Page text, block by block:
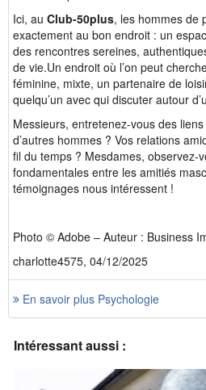
Ici, au Club-50plus, les hommes de
exactement au bon endroit : un
des rencontres sereines,
de vie.Un endroit où l’on peut
féminine, mixte, un partenaire de
quelqu’un avec qui discuter autour
Messieurs, entretenez-vous des
d’autres hommes ? Vos relations
fil du temps ? Mesdames, observez-
fondamentales entre les amitiés
témoignages nous intéressent !
Photo © Adobe – Auteur : Business
charlotte4575, 04/12/2025
En savoir plus Psychologie
Intéressant aussi :